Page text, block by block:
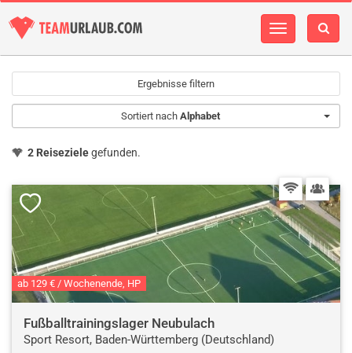
Navigation
Ergebnisse filtern
Sortiert nach Alphabet
2 Reisezielegefunden.
ab 129 € / Wochenende, HP
Fußballtrainingslager Neubulach
Sport Resort, Baden-Württemberg (Deutschland)